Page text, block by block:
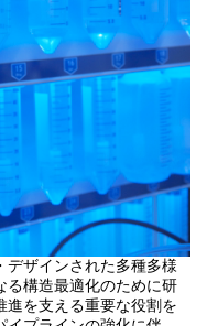
デザインされた多種多様
る構造最適化のために研
進を支える重要な役割を
イプラインの強化に伴